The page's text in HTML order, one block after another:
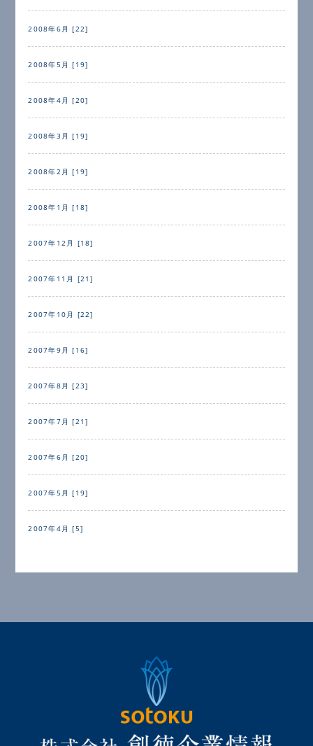
2008年6月 [22]
2008年5月 [19]
2008年4月 [20]
2008年3月 [19]
2008年2月 [19]
2008年1月 [18]
2007年12月 [18]
2007年11月 [21]
2007年10月 [22]
2007年9月 [16]
2007年8月 [23]
2007年7月 [21]
2007年6月 [20]
2007年5月 [19]
2007年4月 [5]